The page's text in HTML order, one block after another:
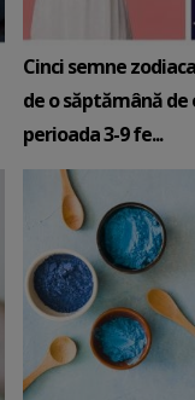
Cinci semne
de o săptămână de
perioada 3-9 fe...